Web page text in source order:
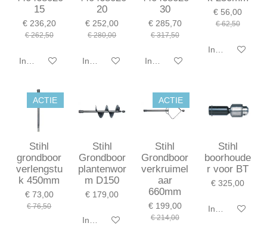
15
€ 236,20
€ 262,50
In winkelwagen
20
€ 252,00
€ 280,00
In winkelwagen
30
€ 285,70
€ 317,50
In winkelwagen
€ 56,00
€ 62,50
In winkelwagen
ACTIE
Stihl
grondboor
verlengstu
k 450mm
€ 73,00
€ 76,50
Stihl
Grondboor
plantenwor
m D150
€ 179,00
In winkelwagen
ACTIE
Stihl
Grondboor
verkruimel
aar
660mm
€ 199,00
€ 214,00
Stihl
boorhoude
r voor BT
€ 325,00
In winkelwagen